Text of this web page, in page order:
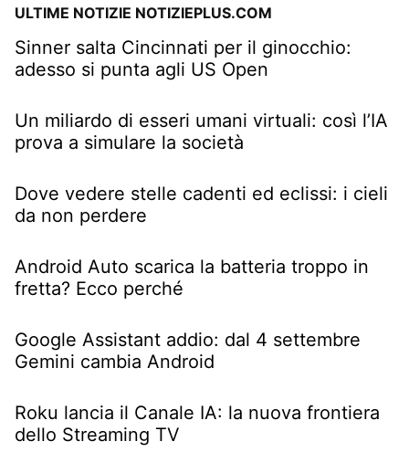
ULTIME NOTIZIE NOTIZIEPLUS.COM
Sinner salta Cincinnati per il ginocchio:
adesso si punta agli US Open
Un miliardo di esseri umani virtuali: così l’IA
prova a simulare la società
Dove vedere stelle cadenti ed eclissi: i cieli
da non perdere
Android Auto scarica la batteria troppo in
fretta? Ecco perché
Google Assistant addio: dal 4 settembre
Gemini cambia Android
Roku lancia il Canale IA: la nuova frontiera
dello Streaming TV